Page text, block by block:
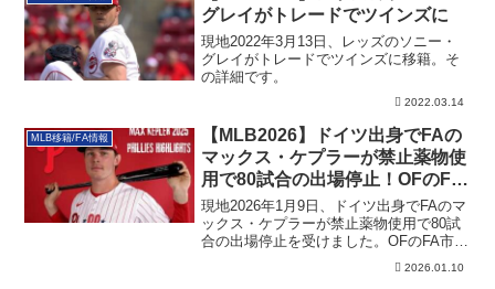
グレイがトレードでツインズに
現地2022年3月13日、レッズのソニー・
グレイがトレードでツインズに移籍。そ
の詳細です。
2022.03.14
MLB移籍/FA情報
【MLB2026】ドイツ出身でFAの
マックス・ケプラーが禁止薬物使
用で80試合の出場停止！OFのFA
市場にも影響
現地2026年1月9日、ドイツ出身でFAのマ
ックス・ケプラーが禁止薬物使用で80試
合の出場停止を受けました。OFのFA市場
2026.01.10